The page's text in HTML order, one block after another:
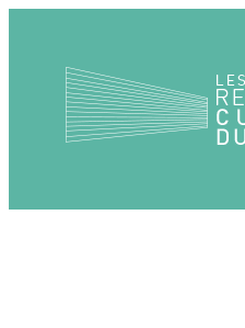
contenu